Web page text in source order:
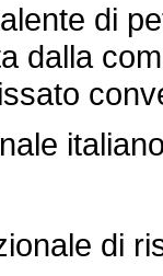
di
dalla
di